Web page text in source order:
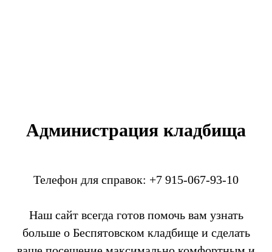
Администрация кладбища
Телефон для справок: +7 915-067-93-10
Наш сайт всегда готов помочь вам узнать
больше о Беспятовском кладбище и сделать